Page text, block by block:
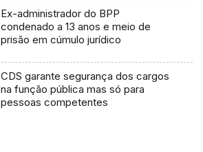
Ex-administrador do BPP
condenado a 13 anos e meio de
prisão em cúmulo jurídico
CDS garante segurança dos cargos
na função pública mas só para
pessoas competentes